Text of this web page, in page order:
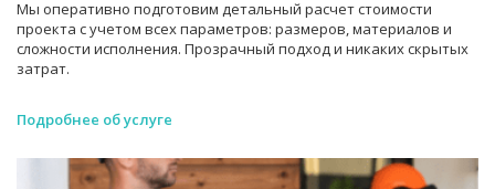
Мы оперативно подготовим детальный расчет стоимости
проекта с учетом всех параметров: размеров, материалов и
сложности исполнения. Прозрачный подход и никаких скрытых
затрат.
Подробнее об услуге